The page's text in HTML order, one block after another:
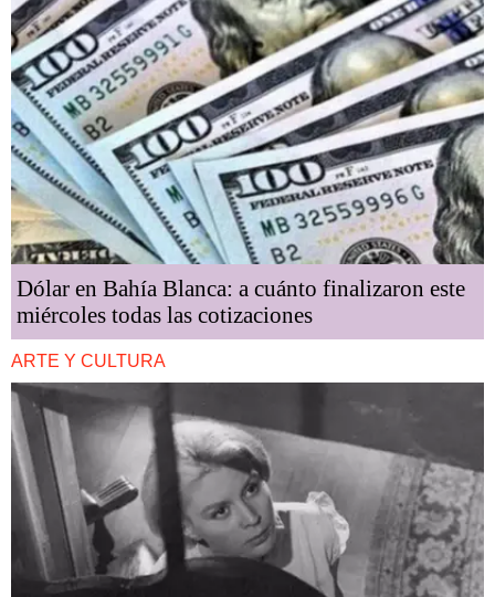
Dólar en Bahía Blanca: a cuánto finalizaron este
miércoles todas las cotizaciones
ARTE Y CULTURA